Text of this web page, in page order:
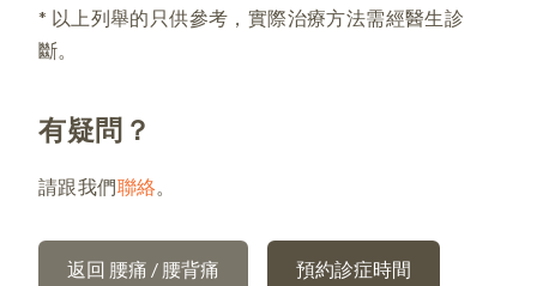
* 以上列舉的只供參考，實際治療方法需經醫生診
斷。
有疑問？
請跟我們聯絡。
返回 腰痛 / 腰背痛 預約診症時間